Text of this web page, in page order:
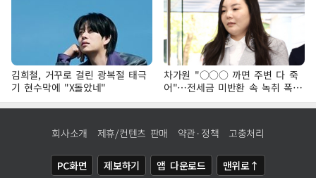
김희철, 거꾸로 걸린 광복절 태극
기 현수막에 "X돌았네"
차가원 "○○○ 까면 주변 다 죽
어"…전세금 미반환 속 녹취 폭로
파장
회사소개 제휴/컨텐츠 판매 약관·정책 고충처리
PC화면 제보하기 앱 다운로드 맨위로↑